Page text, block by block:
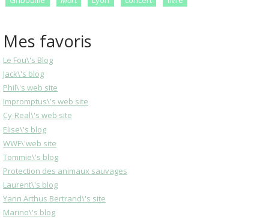
Mes favoris
Le Fou\'s Blog
Jack\'s blog
Phil\'s web site
Impromptus\'s web site
Cy-Real\'s web site
Elise\'s blog
WWF\'web site
Tommie\'s blog
Protection des animaux sauvages
Laurent\'s blog
Yann Arthus Bertrand\'s site
Marino\'s blog